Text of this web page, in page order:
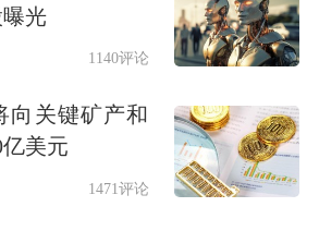
盛 生益电子自去年年
基金前十大重仓股，该基
件上行周期。金梓才管
财通福享混合同样表现
光
1140评论
向关键矿产和
美元
1471评论